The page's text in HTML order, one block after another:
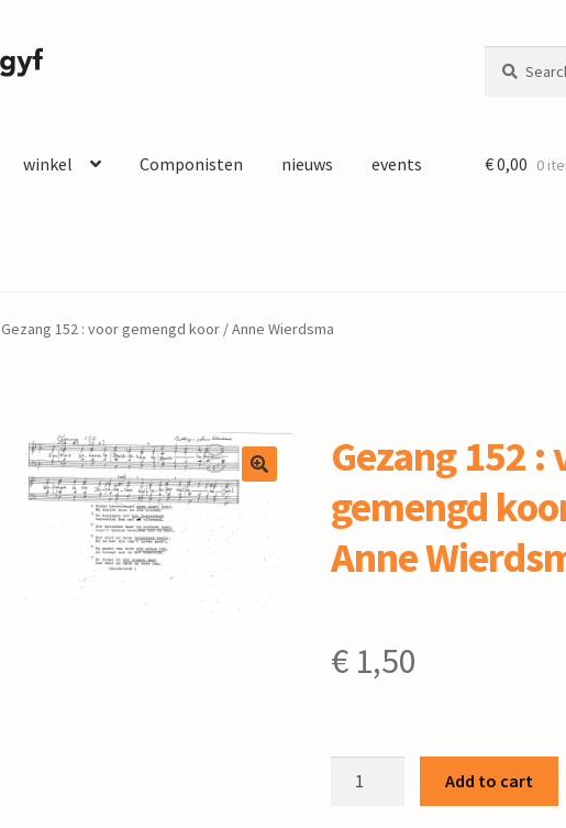
for:
winkel Componisten nieuws events €0,00 0
Gezang 152 : voor gemengd koor / Anne Wierdsma
Gezang 152 :
gemengd
Anne
€1,50
Add to cart